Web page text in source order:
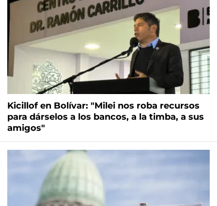
Kicillof en Bolívar: "Milei nos roba recursos
para dárselos a los bancos, a la timba, a sus
amigos"